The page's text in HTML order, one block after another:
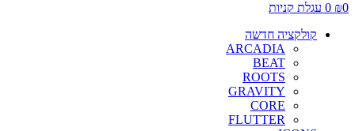
₪0
0 עגלת קניות
קולקציה חדשה
ARCADIA
BEAT
ROOTS
GRAVITY
CORE
FLUTTER